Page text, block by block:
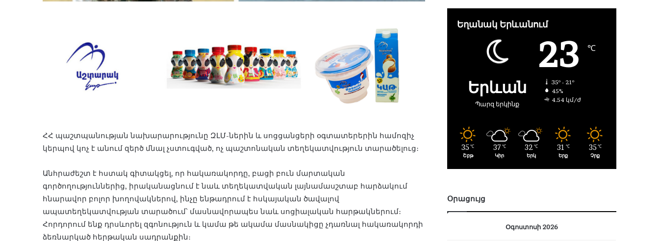
ՀՀ պաշտպանության նախարարությունը ԶԼՄ-ներին և սոցցանցերի օգտատերերին համոզիչ
կերպով կոչ է անում զերծ մնալ չստուգված, ոչ պաշտոնական տեղեկատվություն տարածելուց։
Անհրաժեշտ է հստակ գիտակցել, որ հակառակորդը, բացի բուն մարտական
գործողություններից, իրականացնում է նաև տեղեկատվական լայնամասշտաբ հարձակում
հնարավոր բոլոր խողովակներով, ինչը ենթադրում է հսկայական ծավալով
ապատեղեկատվության տարածում՝ մասնավորապես նաև սոցիալական հարթակներում։
Հորդորում ենք դրսևորել զգոնություն և կամա թե ակամա մասնակիցը չդառնալ հակառակորդի
ձեռնարկած հերթական սադրանքին։
Եղանակ Երևանում
Երևան
Պարզ երկինք
23 ℃
35º - 21º
45%
4.54 կմ/ժ
35 ℃
Շբթ
37 ℃
Կիր
32 ℃
Երկ
31 ℃
Երք
35 ℃
Չրք
Օրացույց
Օգոստոսի 2026